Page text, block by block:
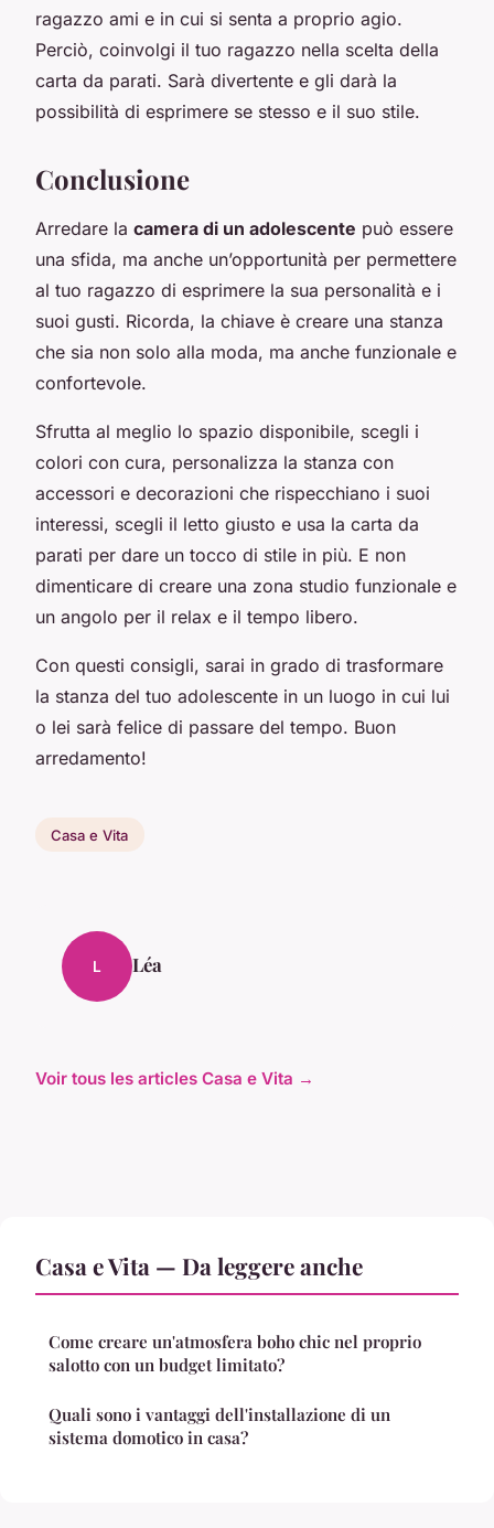
ragazzo ami e in cui si senta a proprio agio.
Perciò, coinvolgi il tuo ragazzo nella scelta della
carta da parati. Sarà divertente e gli darà la
possibilità di esprimere se stesso e il suo stile.
Conclusione
Arredare la camera di un adolescente può essere
una sfida, ma anche un’opportunità per permettere
al tuo ragazzo di esprimere la sua personalità e i
suoi gusti. Ricorda, la chiave è creare una stanza
che sia non solo alla moda, ma anche funzionale e
confortevole.
Sfrutta al meglio lo spazio disponibile, scegli i
colori con cura, personalizza la stanza con
accessori e decorazioni che rispecchiano i suoi
interessi, scegli il letto giusto e usa la carta da
parati per dare un tocco di stile in più. E non
dimenticare di creare una zona studio funzionale e
un angolo per il relax e il tempo libero.
Con questi consigli, sarai in grado di trasformare
la stanza del tuo adolescente in un luogo in cui lui
o lei sarà felice di passare del tempo. Buon
arredamento!
Casa e Vita
L Léa
Voir tous les articles Casa e Vita →
Casa e Vita — Da leggere anche
Come creare un'atmosfera boho chic nel proprio
salotto con un budget limitato?
Quali sono i vantaggi dell'installazione di un
sistema domotico in casa?